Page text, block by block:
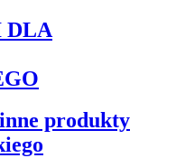
DLA
produkty